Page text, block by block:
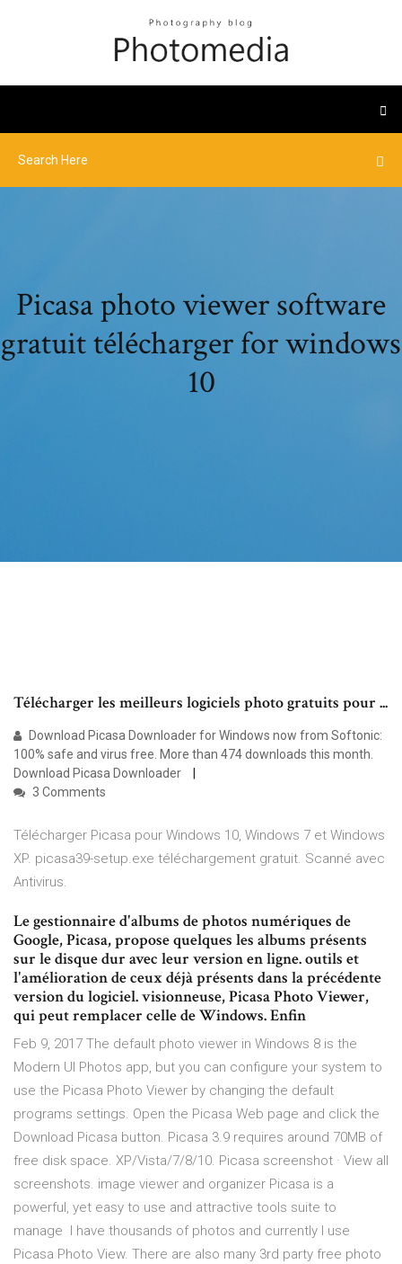
Picasa photo viewer software
gratuit télécharger for windows
10
Télécharger les meilleurs logiciels photo gratuits pour ...
Download Picasa Downloader for Windows now from Softonic:
100% safe and virus free. More than 474 downloads this month.
Download Picasa Downloader
3 Comments
Télécharger Picasa pour Windows 10, Windows 7 et Windows
XP. picasa39-setup.exe téléchargement gratuit. Scanné avec
Antivirus.
Le gestionnaire d'albums de photos numériques de
Google, Picasa, propose quelques les albums présents
sur le disque dur avec leur version en ligne. outils et
l'amélioration de ceux déjà présents dans la précédente
version du logiciel. visionneuse, Picasa Photo Viewer,
qui peut remplacer celle de Windows. Enfin
Feb 9, 2017 The default photo viewer in Windows 8 is the
Modern UI Photos app, but you can configure your system to
use the Picasa Photo Viewer by changing the default
programs settings. Open the Picasa Web page and click the
Download Picasa button. Picasa 3.9 requires around 70MB of
free disk space. XP/Vista/7/8/10. Picasa screenshot · View all
screenshots. image viewer and organizer Picasa is a
powerful, yet easy to use and attractive tools suite to
manage I have thousands of photos and currently I use
Picasa Photo View. There are also many 3rd party free photo